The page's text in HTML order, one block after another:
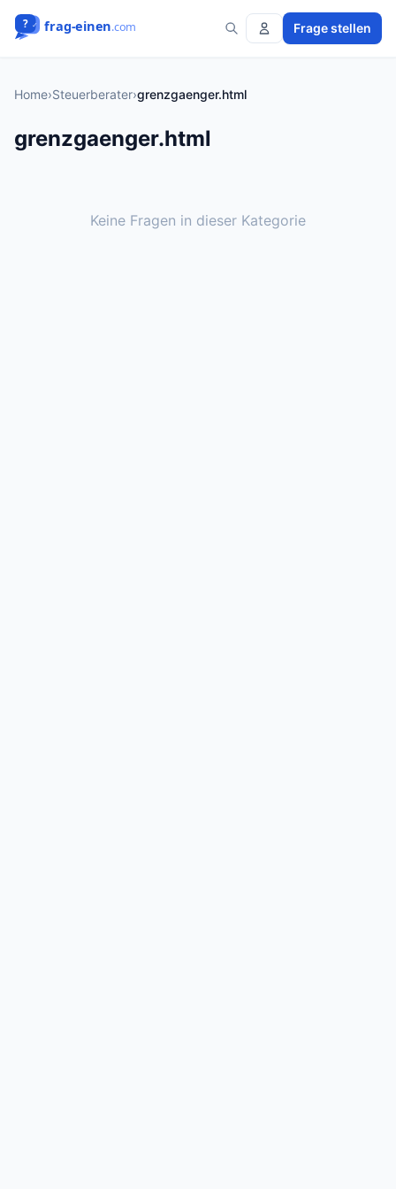
Frage stellen
Home›Steuerberater›grenzgaenger.html
grenzgaenger.html
Keine Fragen in dieser Kategorie